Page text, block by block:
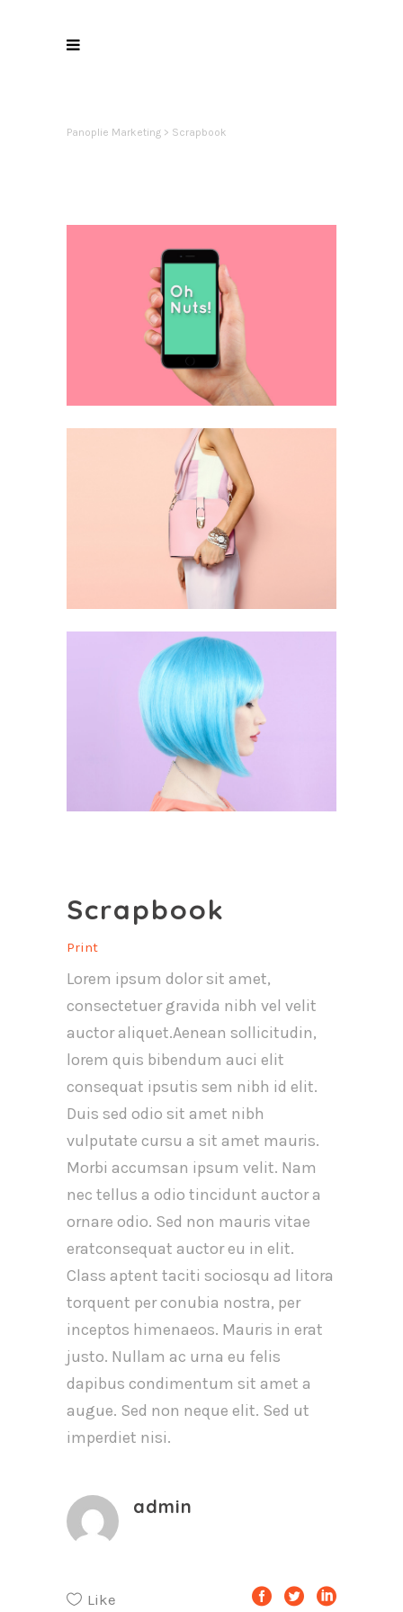
Panoplie Marketing > Scrapbook
Scrapbook
Print
Lorem ipsum dolor sit amet,
consectetuer gravida nibh vel velit
auctor aliquet.Aenean sollicitudin,
lorem quis bibendum auci elit
consequat ipsutis sem nibh id elit.
Duis sed odio sit amet nibh
vulputate cursu a sit amet mauris.
Morbi accumsan ipsum velit. Nam
nec tellus a odio tincidunt auctor a
ornare odio. Sed non mauris vitae
eratconsequat auctor eu in elit.
Class aptent taciti sociosqu ad litora
torquent per conubia nostra, per
inceptos himenaeos. Mauris in erat
justo. Nullam ac urna eu felis
dapibus condimentum sit amet a
augue. Sed non neque elit. Sed ut
imperdiet nisi.
admin
Like